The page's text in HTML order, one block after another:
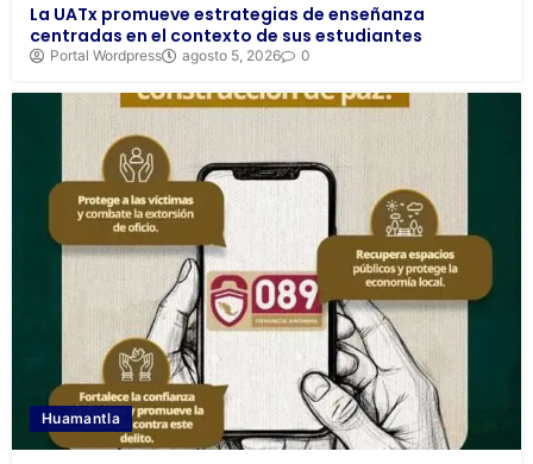
La UATx promueve estrategias de enseñanza
centradas en el contexto de sus estudiantes
Portal Wordpress agosto 5, 2026 0
Huamantla